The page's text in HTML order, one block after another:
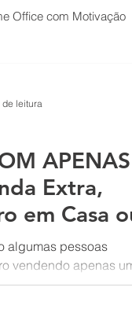
Office com Motivação
de vendas
Extra,
em Casa
algumas pessoas
vendendo apenas
vários e mal
A resposta pode
de leitura